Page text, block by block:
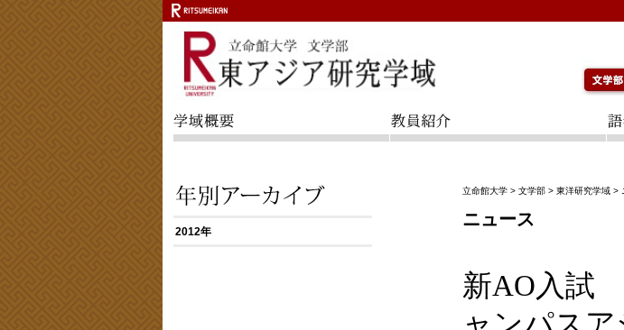
立命館大学 > 文学部 > 東洋研究学域 >
ニュース
新AO入試
2012年